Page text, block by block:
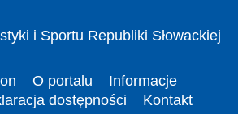
i Sportu Republiki Słowackiej
O portalu
Informacje
dostępności Kontakt